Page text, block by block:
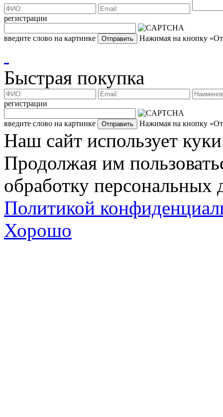
регистрации
введите слово на картинке Нажимая на кнопку
Быстрая покупка
регистрации
введите слово на картинке Нажимая на кнопку
Наш сайт использует
Продолжая им
обработку персональных
Политикой
Хорошо